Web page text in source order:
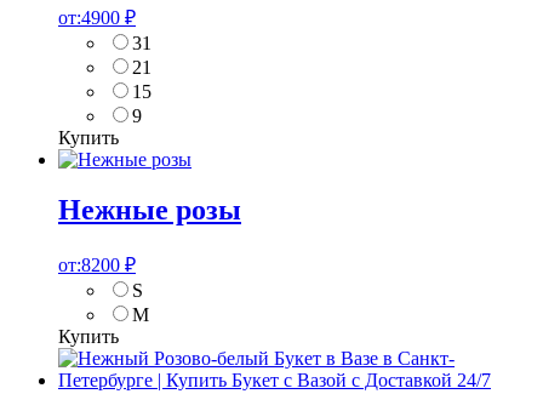
от:4900 ₽
31
21
15
9
Купить
Нежные розы
от:8200 ₽
S
M
Купить